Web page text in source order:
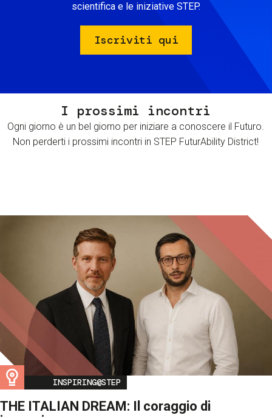
scientifica e le iniziative STEP.
Iscriviti qui
I prossimi incontri
Ogni giorno è un bel giorno per iniziare a conoscere il Futuro.
Non perderti i prossimi incontri in STEP FuturAbility District!
Image
INSPIRING@STEP
THE ITALIAN DREAM: Il coraggio di